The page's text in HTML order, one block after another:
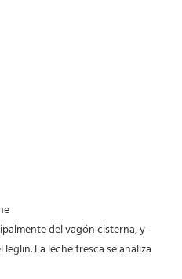
La leche fresca se analiza